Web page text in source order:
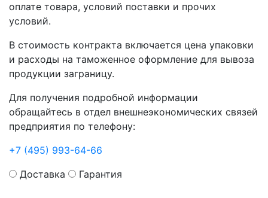
оплате товара, условий поставки и прочих
условий.
В стоимость контракта включается цена упаковки
и расходы на таможенное оформление для вывоза
продукции заграницу.
Для получения подробной информации
обращайтесь в отдел внешнеэкономических связей
предприятия по телефону:
+7 (495) 993-64-66
Доставка
Гарантия